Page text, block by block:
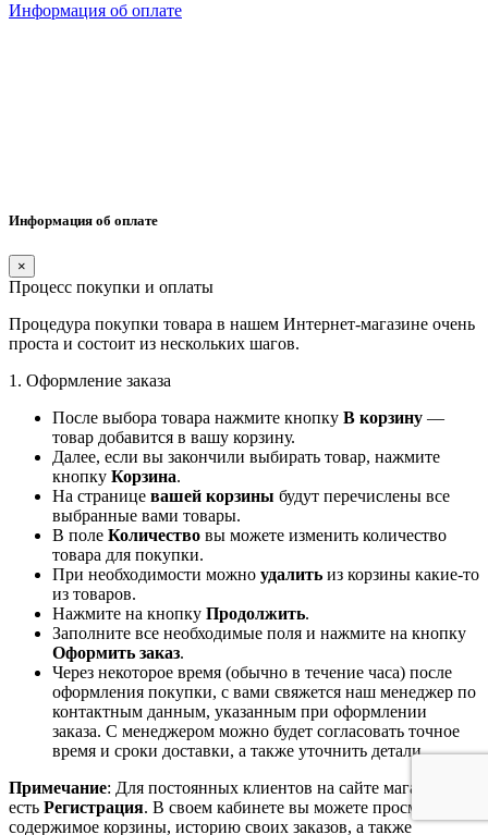
Информация об оплате
Информация об оплате
×
Процесс покупки и оплаты
Процедура покупки товара в нашем Интернет-магазине очень
проста и состоит из нескольких шагов.
1. Оформление заказа
После выбора товара нажмите кнопку В корзину —
товар добавится в вашу корзину.
Далее, если вы закончили выбирать товар, нажмите
кнопку Корзина.
На странице вашей корзины будут перечислены все
выбранные вами товары.
В поле Количество вы можете изменить количество
товара для покупки.
При необходимости можно удалить из корзины какие-то
из товаров.
Нажмите на кнопку Продолжить.
Заполните все необходимые поля и нажмите на кнопку
Оформить заказ.
Через некоторое время (обычно в течение часа) после
оформления покупки, с вами свяжется наш менеджер по
контактным данным, указанным при оформлении
заказа. С менеджером можно будет согласовать точное
время и сроки доставки, а также уточнить детали.
Примечание: Для постоянных клиентов на сайте магазина
есть Регистрация. В своем кабинете вы можете просмотреть
содержимое корзины, историю своих заказов, а также